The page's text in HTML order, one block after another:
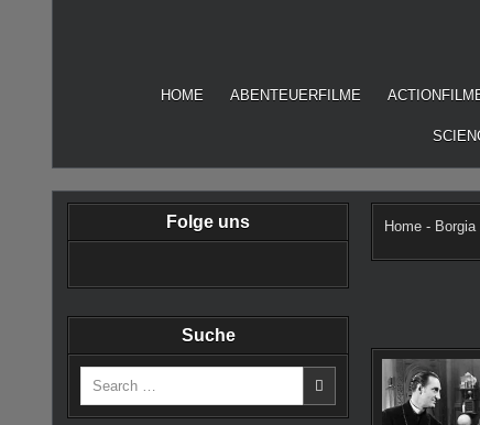
HOME ABENTEUERFILME
Home - Borgia
Folge uns
Suche
Search